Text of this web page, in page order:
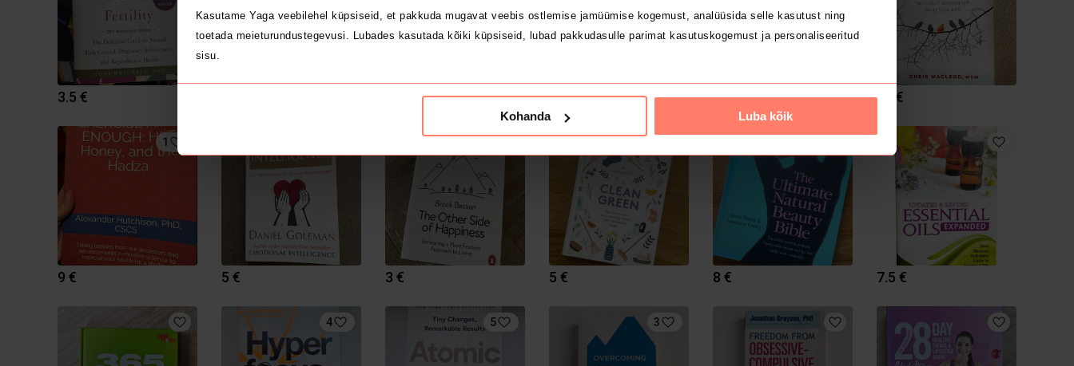
Kasutame Yaga veebilehel küpsiseid, et pakkuda mugavat veebis ostlemise jamüümise kogemust, analüüsida selle kasutust ning
toetada meieturundustegevusi. Lubades kasutada kõiki küpsiseid, lubad pakkudasulle parimat kasutuskogemust ja personaliseeritud
sisu.
Kohanda Luba kõik
3.5 € 29 € 4.99 € 12 €
1
9 € 5 € 3 € 5 € 8 € 7.5 €
4 5 3